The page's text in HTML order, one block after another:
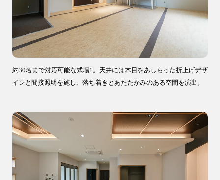
約30名まで対応可能な式場1。天井には木目をあしらった折上げデザ
インと間接照明を施し、落ち着きとあたたかみのある空間を演出。
メンテナンス 安心保証制度